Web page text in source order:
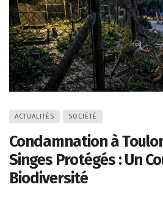
ACTUALITÉS SOCIÉTÉ
Condamnation à
Singes Protégés : Un
Biodiversité